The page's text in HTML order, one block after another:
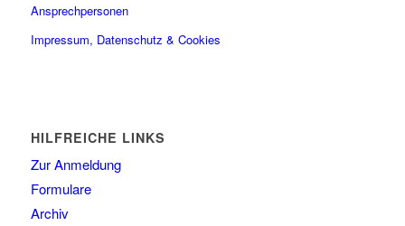
Ansprechpersonen
Impressum, Datenschutz & Cookies
HILFREICHE LINKS
Zur Anmeldung
Formulare
Archiv